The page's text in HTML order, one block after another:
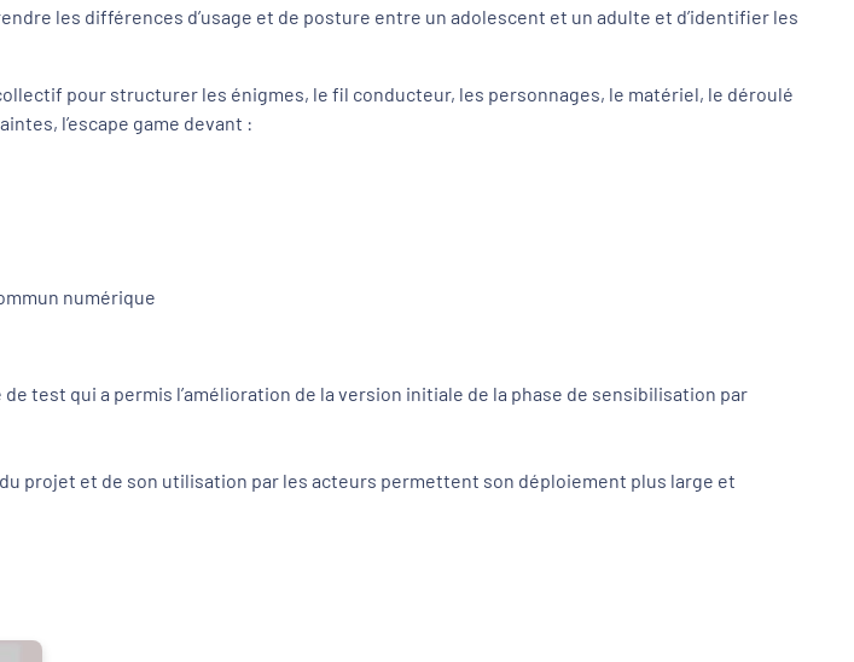
les différences d’usage et de posture entre un adolescent et un adulte et d’identifier les
pour structurer les énigmes, le fil conducteur, les personnages, le matériel, le déroulé
l’escape game devant :
numérique
test qui a permis l’amélioration de la version initiale de la phase de sensibilisation par
projet et de son utilisation par les acteurs permettent son déploiement plus large et